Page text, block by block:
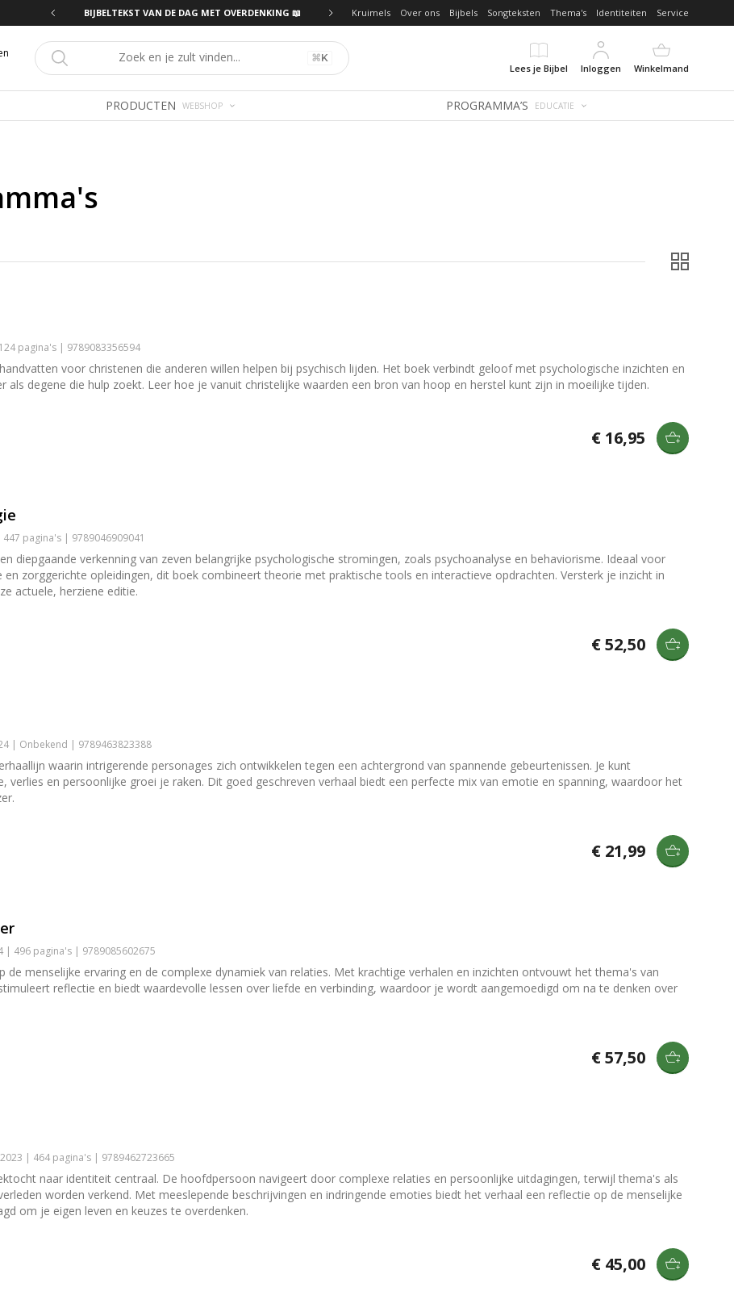
BIJBELTEKST VAN DE DAG MET OVERDENKING 📖 Kruimels Over ons Bijbels Songteksten Thema's Identiteiten Service
⌘K
Lees je Bijbel
Inloggen Winkelmand
PRODUCTEN WEBSHOP PROGRAMMA’S EDUCATIE
pagina's | 9789083356594
voor christenen die anderen willen helpen bij psychisch lijden. Het boek verbindt geloof met psychologische inzichten en
als degene die hulp zoekt. Leer hoe je vanuit christelijke waarden een bron van hoop en herstel kunt zijn in moeilijke tijden.
€ 16,95
pagina's | 9789046909041
diepgaande verkenning van zeven belangrijke psychologische stromingen, zoals psychoanalyse en behaviorisme. Ideaal voor
zorggerichte opleidingen, dit boek combineert theorie met praktische tools en interactieve opdrachten. Versterk je inzicht in
actuele, herziene editie.
€ 52,50
| Onbekend | 9789463823388
waarin intrigerende personages zich ontwikkelen tegen een achtergrond van spannende gebeurtenissen. Je kunt
verlies en persoonlijke groei je raken. Dit goed geschreven verhaal biedt een perfecte mix van emotie en spanning, waardoor het
€ 21,99
496 pagina's | 9789085602675
de menselijke ervaring en de complexe dynamiek van relaties. Met krachtige verhalen en inzichten ontvouwt het thema's van
reflectie en biedt waardevolle lessen over liefde en verbinding, waardoor je wordt aangemoedigd om na te denken over
€ 57,50
| 464 pagina's | 9789462723665
naar identiteit centraal. De hoofdpersoon navigeert door complexe relaties en persoonlijke uitdagingen, terwijl thema's als
worden verkend. Met meeslepende beschrijvingen en indringende emoties biedt het verhaal een reflectie op de menselijke
om je eigen leven en keuzes te overdenken.
€ 45,00